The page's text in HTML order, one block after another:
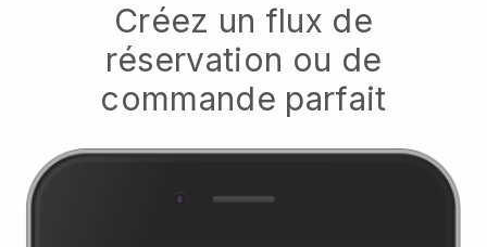
Créez un flux de
réservation ou de
commande parfait